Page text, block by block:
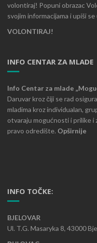
volontiraj! Popuni obrazac
svojim informacijama i upiši
VOLONTIRAJ!
INFO CENTAR ZA MLADE
Info Centar za mlade
Daruvar kroz čiji se rad
mladima kroz individualan,
otvaraju mogućnosti i prilike
pravo odredište. Opširnije
INFO TOČKE:
BJELOVAR
Ul. T.G. Masaryka 8, 43000